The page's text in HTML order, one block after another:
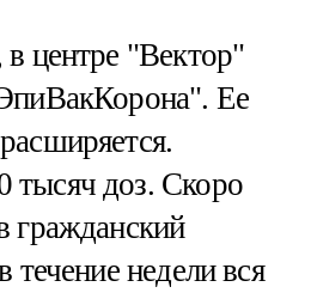
центре "Вектор"
Ее
доз. Скоро
гражданский
течение недели вся